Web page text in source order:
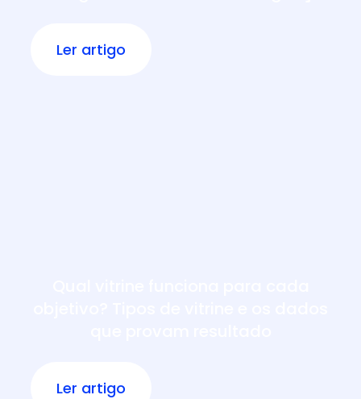
Ler artigo
Ler artigo